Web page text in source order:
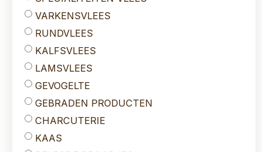
VARKENSVLEES
RUNDVLEES
KALFSVLEES
LAMSVLEES
GEVOGELTE
GEBRADEN PRODUCTEN
CHARCUTERIE
KAAS